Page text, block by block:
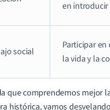
en
social
Participar
la vida y la
que comprendemos mejor
histórica, vamos